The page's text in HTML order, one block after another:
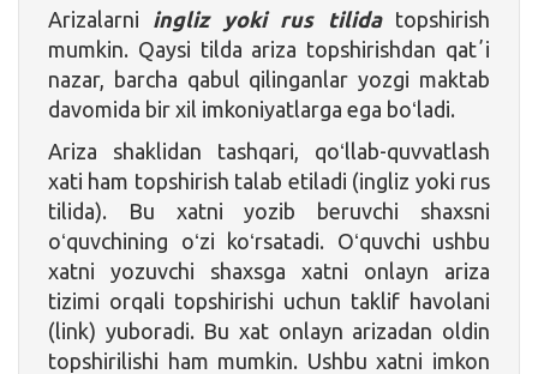
Arizalarni ingliz yoki rus tilidatopshirish
mumkin. Qaysi tilda ariza topshirishdan qatʼi
nazar, barcha qabul qilinganlar yozgi maktab
davomida bir xil imkoniyatlarga ega boʻladi.
Ariza shaklidan tashqari, qoʻllab-quvvatlash
xati ham topshirish talab etiladi (ingliz yoki rus
tilida). Bu xatni yozib beruvchi shaxsni
oʻquvchining oʻzi koʻrsatadi. Oʻquvchi ushbu
xatni yozuvchi shaxsga xatni onlayn ariza
tizimi orqali topshirishi uchun taklif havolani
(link) yuboradi. Bu xat onlayn arizadan oldin
topshirilishi ham mumkin. Ushbu xatni imkon